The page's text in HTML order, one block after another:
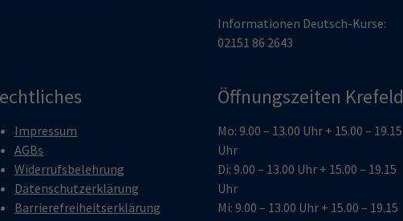
Informationen Deutsch-Kurse:
02151 86 2643
Impressum
AGBs
Widerrufsbelehrung
Datenschutzerklärung
Barrierefreiheitserklärung
Öffnungszeiten Krefeld
Mo: 9.00 – 13.00 Uhr + 15.00 – 19.15
Uhr
Di: 9.00 – 13.00 Uhr + 15.00 – 19.15
Uhr
Mi: 9.00 – 13.00 Uhr + 15.00 – 19.15